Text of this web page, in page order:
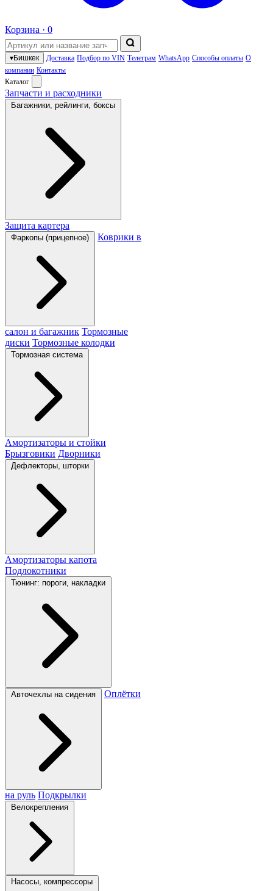
Корзина · 0
▾Бишкек Доставка Подбор по VIN Телеграм WhatsApp Способы оплаты О
компании Контакты
Каталог
Запчасти и расходники
Багажники, рейлинги, боксы
Защита картера
Фаркопы (прицепное) Коврики в
салон и багажник Тормозные
диски Тормозные колодки
Тормозная система
Амортизаторы и стойки
Брызговики Дворники
Дефлекторы, шторки
Амортизаторы капота
Подлокотники
Тюнинг: пороги, накладки
Авточехлы на сидения Оплётки
на руль Подкрылки
Велокрепления
Насосы, компрессоры